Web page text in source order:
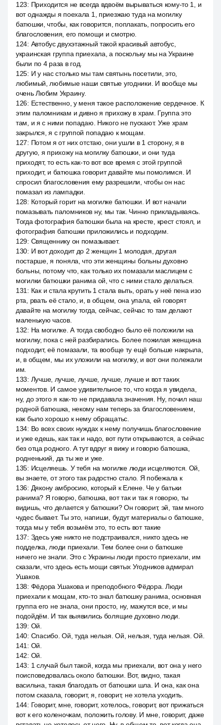
123: Приходится не всегда вдвоём вырываться кому-то 1, и
вот однажды я поехала 1, приезжаю туда на могилку
батюшки, чтобы, как говорится, поплакать, попросить его
благословения, его помощи и смотрю.
124: Автобус двухэтажный такой красивый автобус,
украинская группа приехала, а поскольку мы на Украине
были по 4 раза в год.
125: И у нас столько мы там святынь посетили, это,
любимый, любимые наши святые угодники. И вообще мы
очень Любим Украину.
126: Естественно, у меня такое расположение сердечное. К
этим паломникам и дивно я прихожу в храм. Группа это
там, и я с ними попадаю. Никого не пускают. Уже храм
закрылся, я с группой попадаю к мощам.
127: Потом я от них отстаю, они ушли в 1 сторону, я в
другую, я прихожу на могилку батюшки, и они туда
приходят, то есть как-то вот все время с этой группой
приходит, и батюшка говорит давайте мы помолимся. И
спросил благословения ему разрешили, чтобы он нас
помазал из лампадки.
128: Который горит на могилке батюшки. И вот начали
помазывать паломников ну, мы так. Чинно прикладываясь.
Тогда фотография батюшки была на кресте, крест стоял, и
фотография батюшки приложились и подходим.
129: Священнику он помазывает.
130: И вот доходит до 2 женщин 1 молодая, другая
постарше, я поняла, что эти женщины больны духовно
больны, потому что, как только их помазали маслицем с
могилки батюшки ранима ой, что с ними стало делаться.
131 : Как и стала крутить 1 стала выть, орать у неё пена изо
рта, рвать её стало, и, в общем, она упала, ей говорят
давайте на могилку тогда, сейчас, сейчас то там делают
маленькую часов.
132: На могилке. А тогда свободно было её положили на
могилку, пока с ней разбирались. Более пожилая женщина
подходит, её помазали, та вообще ту ещё больше накрыла,
и, в общем, мы их уложили на могилку, и вот они полежали
им.
133: Лучше, лучше, лучше, лучше, лучше и вот таких
моментов. И самое удивительное то, что когда я увидела,
ну, до этого я как-то не придавала значения. Ну, почил наш
родной батюшка, некому нам теперь за благословением,
как было хорошо к нему обращатьс.
134: Во всех своих нуждах к нему получишь благословение
и уже едешь, как так и надо, вот пути открываются, а сейчас
без отца родного. А тут вдруг я вижу и говорю батюшка,
родненький, да ты же и уже.
135: Исцеляешь. У тебя на могилке люди исцеляются. Ой,
вы знаете, от этого так радостно стало. Я побежала к
136: Дякону амбросию, который к Елене. Че у батьки
ранима? Я говорю, батюшка, вот так и так я говорю, ты
видишь, что делается у батюшки? Он говорит, эй, там много
чудес бывает. Ты это, напиши, будут материалы о батюшке,
тогда мы у тебя возьмём это, то есть вот такие
137: Здесь уже никто не подстраивался, никто здесь не
подделка, люди приехали. Тем более они о батюшке
ничего не знали. Это с Украины люди просто приехали, им
сказали, что здесь есть мощи святых Угодников адмирал
Ушаков.
138: Фёдора Ушакова и преподобного Фёдора. Люди
приехали к мощам, кто-то знал батюшку ранима, основная
группа его не знала, они просто, ну, мажутся все, и мы
подойдём. И так выявились болящие духовно люди.
139: Ой.
140: Спасибо. Ой, туда нельзя. Ой, нельзя, туда нельзя. Ой.
141 : Ой.
142: Ой.
143: 1 случай был такой, когда мы приехали, вот она у него
поисповедовалась около батюшки. Вот, видно, такая
васильна, такая благодать от батюшки шла. И она, как она
потом сказала, говорит, я, говорит, не хотела уходить.
144: Говорит, мне, говорит, хотелось, говорит, вот прижаться
вот к его коленочкам, положить голову. И мне, говорит, даже